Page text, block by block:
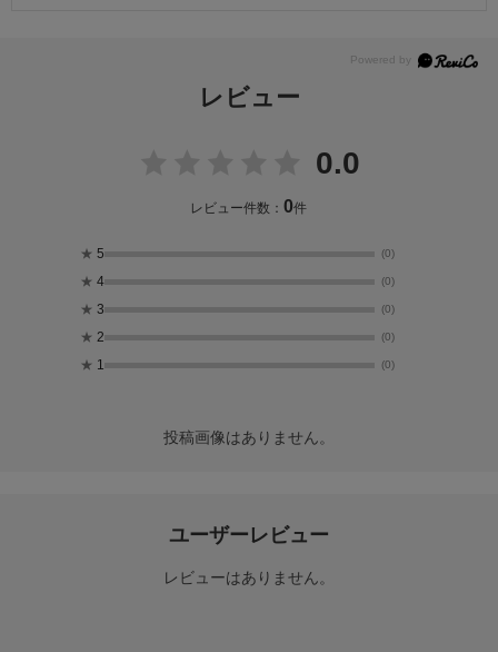
レビュー
0.0
レビュー件数：0件
★ 5 (0)
★ 4 (0)
★ 3 (0)
★ 2 (0)
★ 1 (0)
投稿画像はありません。
ユーザーレビュー
レビューはありません。